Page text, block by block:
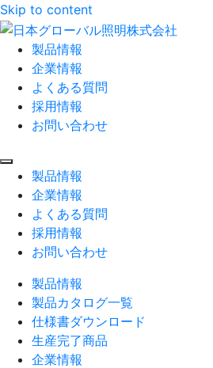
Skip to content
製品情報
企業情報
よくある質問
採用情報
お問い合わせ
製品情報
企業情報
よくある質問
採用情報
お問い合わせ
製品情報
製品カタログ一覧
仕様書ダウンロード
生産完了商品
企業情報